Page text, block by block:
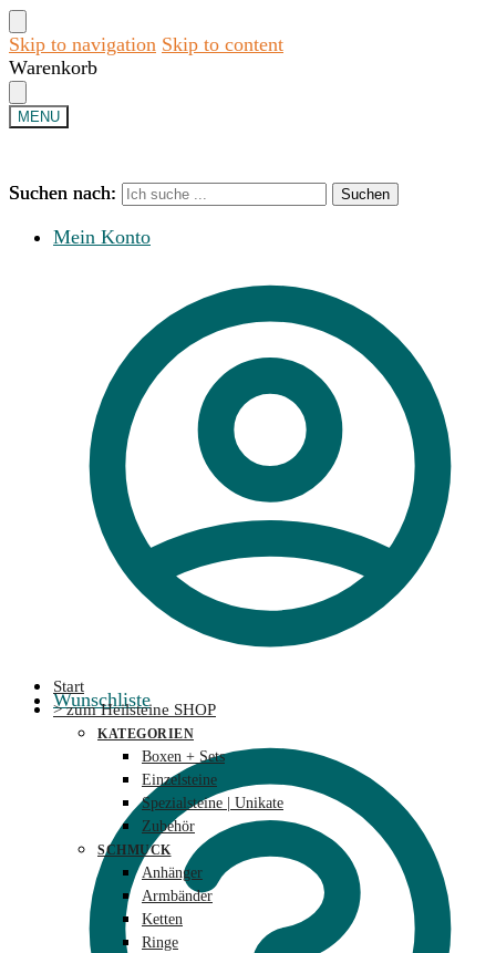
Skip to navigation Skip to content
Warenkorb
MENU
Suchen nach: Suchen
Mein Konto
Wunschliste
Suchen nach: Suchen
Start
> zum Heilsteine SHOP
KATEGORIEN
Boxen + Sets
Einzelsteine
Spezialsteine | Unikate
Zubehör
SCHMUCK
Anhänger
Armbänder
Ketten
Ringe